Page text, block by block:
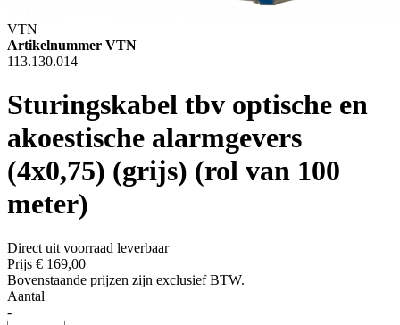
VTN
Artikelnummer VTN
113.130.014
Sturingskabel tbv optische en
akoestische alarmgevers
(4x0,75) (grijs) (rol van 100
meter)
Direct uit voorraad leverbaar
Prijs € 169,00
Bovenstaande prijzen zijn exclusief BTW.
Aantal
-